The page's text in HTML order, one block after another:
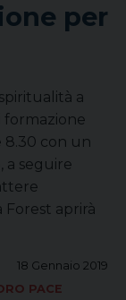
per
a
8.30 con un
a seguire
aprirà
18 Gennaio 2019
PACE